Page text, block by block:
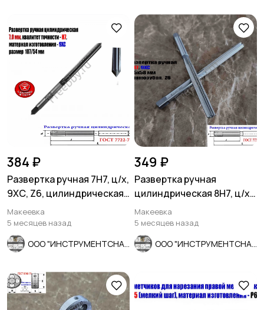
384 ₽
Развертка ручная 7Н7, ц/х,
9ХС, Z6, цилиндрическая,
107/54 мм, СССР.
Макеевка
5 месяцев назад
349 ₽
Развертка ручная
цилиндрическая 8Н7, ц/х,
9ХС, Z6, прямозубая,
115/58.
Макеевка
5 месяцев назад